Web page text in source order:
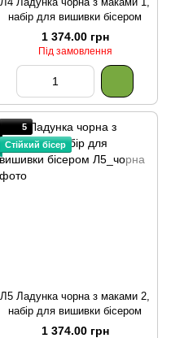
набір для вишивки бісером
1 374.00 грн
Під замовлення
5
Стійкий бісер
Л5 Ладунка чорна з маками 2,
набір для вишивки бісером
1 374.00 грн